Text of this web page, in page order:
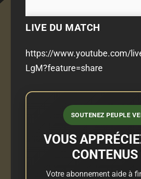
LIVE DU MATCH
https://www.youtube.com/
LgM?feature=share
SOUTENEZ PEUPLE
VOUS
CONTENUS
Votre abonnement aide à